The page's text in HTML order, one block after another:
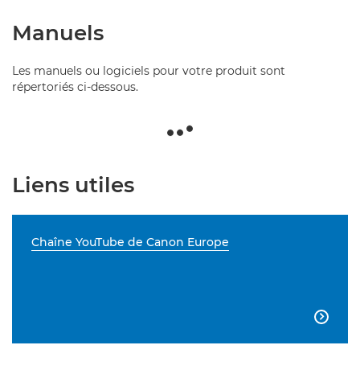
Manuels
Les manuels ou logiciels pour votre produit sont
répertoriés ci-dessous.
Liens utiles
Chaîne YouTube de Canon Europe
